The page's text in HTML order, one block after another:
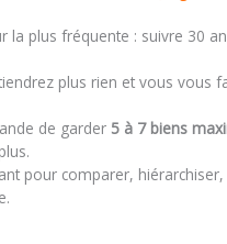
la plus fréquente : suivre 30
plus rien et vous vous
de garder 5 à 7 biens
pour comparer,